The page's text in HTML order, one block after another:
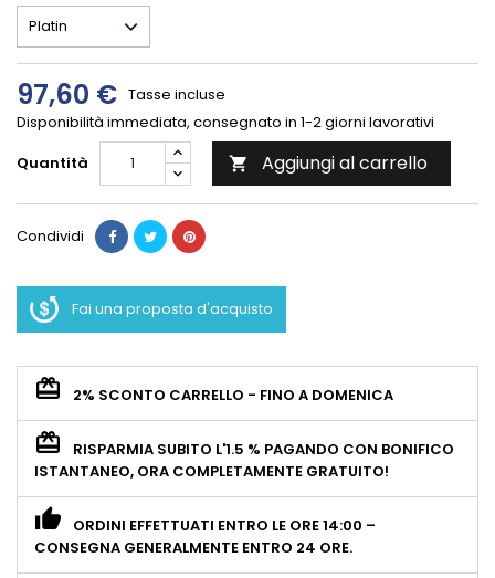
97,60 € Tasse incluse
Disponibilità immediata, consegnato in 1-2 giorni lavorativi
Quantità
 Aggiungi al carrello
Condividi
Fai una proposta d'acquisto
2% SCONTO CARRELLO - FINO A DOMENICA
RISPARMIA SUBITO L'1.5 % PAGANDO CON BONIFICO
ISTANTANEO, ORA COMPLETAMENTE GRATUITO!
ORDINI EFFETTUATI ENTRO LE ORE 14:00 –
CONSEGNA GENERALMENTE ENTRO 24 ORE.